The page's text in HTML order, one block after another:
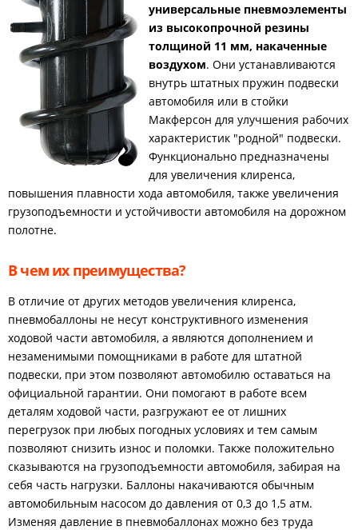
универсальные пневмоэлементы
из высокопрочной резины
толщиной 11 мм, накаченные
воздухом. Они устанавливаются
внутрь штатных пружин подвески
автомобиля или в стойки
Макферсон для улучшения рабочих
характеристик "родной" подвески.
Функционально предназначены
для увеличения клиренса,
повышения плавности хода автомобиля, также увеличения
грузоподъемности и устойчивости автомобиля на дорожном
полотне.
В чем их преимущества?
В отличие от других методов увеличения клиренса,
пневмобаллоны не несут конструктивного изменения
ходовой части автомобиля, а являются дополнением и
незаменимыми помощниками в работе для штатной
подвески, при этом позволяют автомобилю оставаться на
официальной гарантии. Они помогают в работе всем
деталям ходовой части, разгружают ее от лишних
перегрузок при любых погодных условиях и тем самым
позволяют снизить износ и поломки. Также положительно
сказываются на грузоподъемности автомобиля, забирая на
себя часть нагрузки. Баллоны накачиваются обычным
автомобильным насосом до давления от 0,3 до 1,5 атм.
Изменяя давление в пневмобаллонах можно без труда